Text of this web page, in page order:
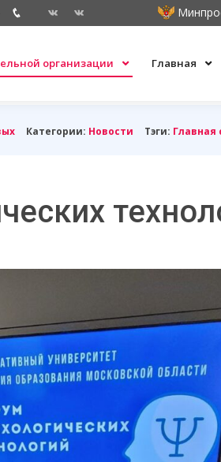
организации Главная
Категории: Новости Тэги: Главная